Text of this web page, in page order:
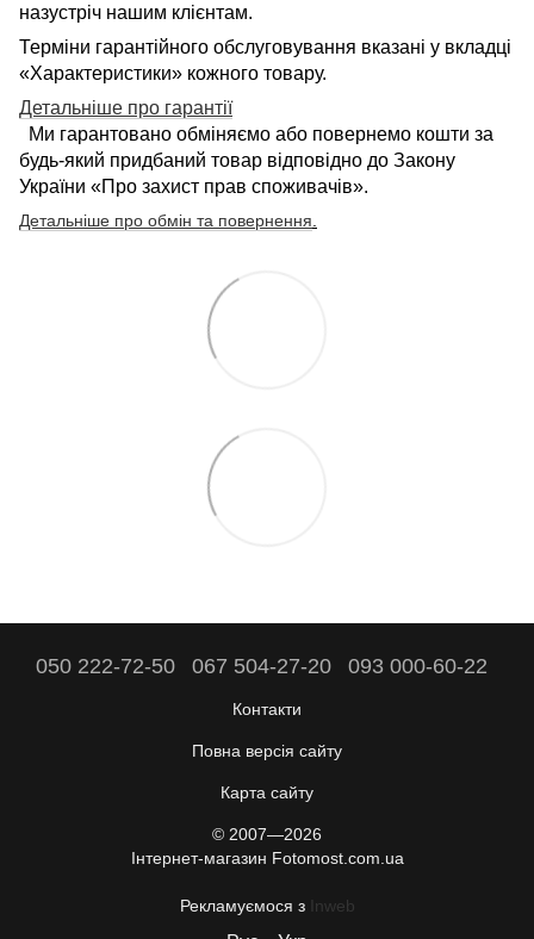
назустріч нашим клієнтам.
Терміни гарантійного обслуговування вказані у вкладці
«Характеристики» кожного товару.
Детальніше про гарантії
Ми гарантовано обміняємо або повернемо кошти за
будь-який придбаний товар відповідно до Закону
України «Про захист прав споживачів».
Детальніше про обмін та повернення
050 222-72-50 067 504-27-20 093 000-60-22
Контакти
Повна версія сайту
Карта сайту
© 2007—2026
Інтернет-магазин Fotomost.com.ua
Рекламуємося з Inweb